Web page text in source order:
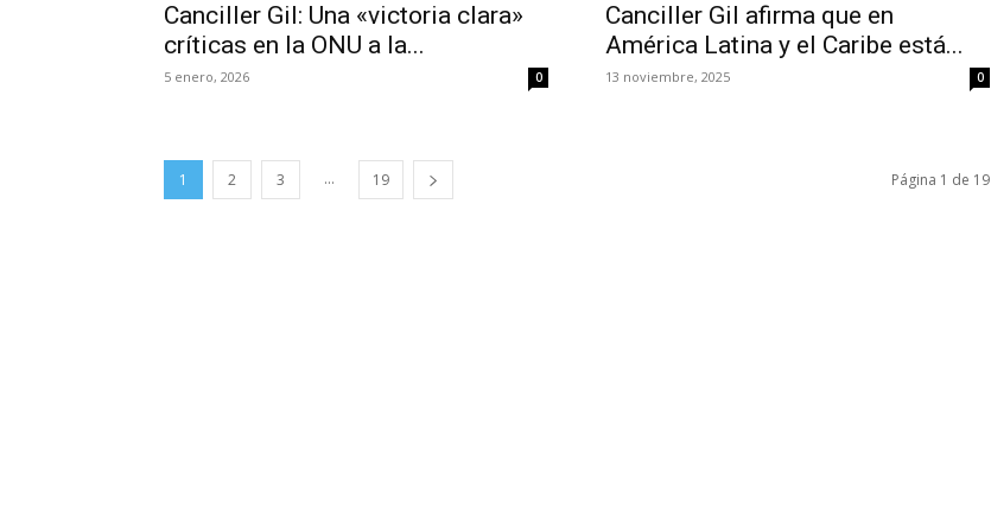
Canciller Gil: Una «victoria clara»
críticas en la ONU a la...
5 enero, 2026 0
Canciller Gil afirma que en
América Latina y el Caribe está...
13 noviembre, 2025 0
1 2 3 ... 19 Página 1 de 19